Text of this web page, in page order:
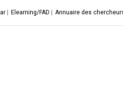
Elearning/FAD Annuaire des